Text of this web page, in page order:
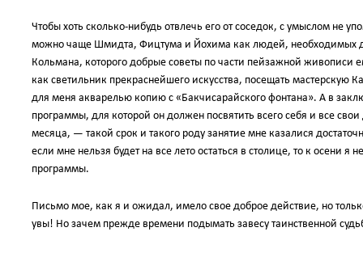
Чтобы хоть сколько-нибудь отвлечь его от соседок, с умыслом не
можно чаще Шмидта, Фицтума и Йохима как людей, необходимых
Кольмана, которого добрые советы по части пейзажной
как светильник прекраснейшего искусства, посещать мастерскую
для меня акварелью копию с «Бакчисарайского фонтана». А в
программы, для которой он должен посвятить всего себя и все
месяца, — такой срок и такого роду занятие мне казалися
если мне нельзя будет на все лето остаться в столице, то к осени я
программы.
Письмо мое, как я и ожидал, имело свое доброе действие, но
увы! Но зачем прежде времени подымать завесу таинственной